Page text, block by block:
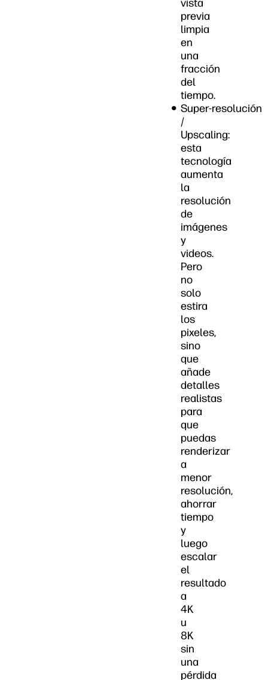
vista
previa
limpia
en
una
fracción
del
tiempo.
Super‑resolución
/
Upscaling:
esta
tecnología
aumenta
la
resolución
de
imágenes
y
videos.
Pero
no
solo
estira
los
pixeles,
sino
que
añade
detalles
realistas
para
que
puedas
renderizar
a
menor
resolución,
ahorrar
tiempo
y
luego
escalar
el
resultado
a
4K
u
8K
sin
una
pérdida